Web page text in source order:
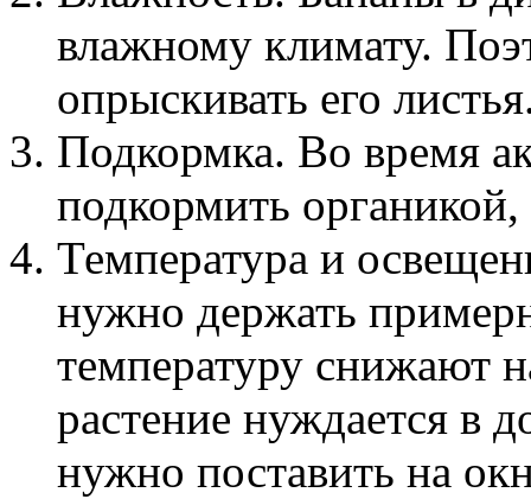
влажному климату.
опрыскивать его
Подкормка. Во время
подкормить
Температура и
нужно держать
температуру снижают
растение нуждается в
нужно поставить на